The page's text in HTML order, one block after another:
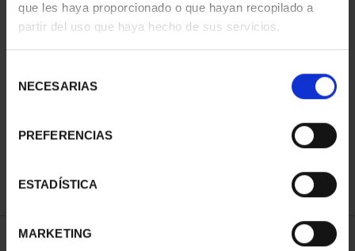
que les haya proporcionado o que hayan recopilado a
partir del uso que haya hecho de sus servicios.
NECESARIAS
PREFERENCIAS
ESTADÍSTICA
MARKETING
ESPAÑOL 2024 - 8